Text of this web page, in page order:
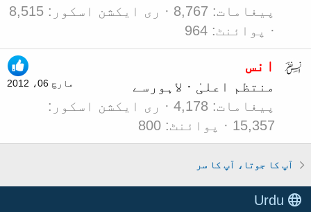
پیغامات
8,767 ری ایکشن اسکور
8,515
پوائنٹ 964
مارچ 06، 2012
انس
منتظم اعلیٰ · لاہور سے
پیغامات 4,178
ری ایکشن اسکور
15,357
پوائنٹ 800
آپ کا جوتا، آپ کا سر